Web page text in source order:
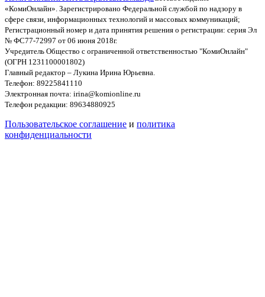
«КомиОнлайн». Зарегистрировано Федеральной службой по надзору в
сфере связи, информационных технологий и массовых коммуникаций;
Регистрационный номер и дата принятия решения о регистрации: серия Эл
№ ФС77-72997 от 06 июня 2018г.
Учредитель Общество с ограниченной ответственностью "КомиОнлайн"
(ОГРН 1231100001802)
Главный редактор – Лукина Ирина Юрьевна.
Телефон: 89225841110
Электронная почта: irina@komionline.ru
Телефон редакции: 89634880925
Пользовательское соглашение и политика
конфиденциальности